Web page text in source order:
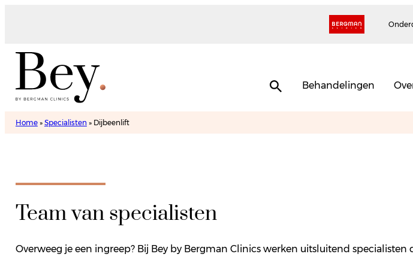
Behandelingen
Home» Specialisten » Dijbeenlift
Team van specialisten
Overweeg je een ingreep? Bij Bey by Bergman Clinics werken uitsluitend